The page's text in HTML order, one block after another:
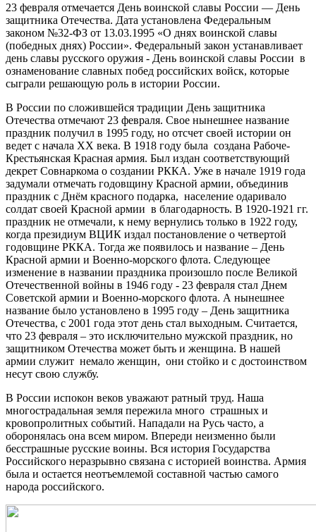
23 февраля отмечается День воинской славы России — День
защитника Отечества. Дата установлена Федеральным
законом №32-ФЗ от 13.03.1995 «О днях воинской славы
(победных днях) России». Федеральный закон устанавливает
день славы русского оружия - День воинской славы России в
ознаменование славных побед российских войск, которые
сыграли решающую роль в истории России.
В России по сложившейся традиции День защитника
Отечества отмечают 23 февраля. Свое нынешнее название
праздник получил в 1995 году, но отсчет своей истории он
ведет с начала XX века. В 1918 году была создана Рабоче-
Крестьянская Красная армия. Был издан соответствующий
декрет Совнаркома о создании РККА. Уже в начале 1919 года
задумали отмечать годовщину Красной армии, объединив
праздник с Днём красного подарка, население одаривало
солдат своей Красной армии в благодарность. В 1920-1921 гг.
праздник не отмечали, к нему вернулись только в 1922 году,
когда президиум ВЦИК издал постановление о четвертой
годовщине РККА. Тогда же появилось и название – День
Красной армии и Военно-морского флота. Следующее
изменение в названии праздника произошло после Великой
Отечественной войны в 1946 году - 23 февраля стал Днем
Советской армии и Военно-морского флота. А нынешнее
название было установлено в 1995 году – День защитника
Отечества, с 2001 года этот день стал выходным. Считается,
что 23 февраля – это исключительно мужской праздник, но
защитником Отечества может быть и женщина. В нашей
армии служит немало женщин, они стойко и с достоинством
несут свою службу.
В России испокон веков уважают ратный труд. Наша
многострадальная земля пережила много страшных и
кровопролитных событий. Нападали на Русь часто, а
оборонялась она всем миром. Впереди неизменно были
бесстрашные русские воины. Вся история Государства
Российского неразрывно связана с историей воинства. Армия
была и остается неотъемлемой составной частью самого
народа российского.